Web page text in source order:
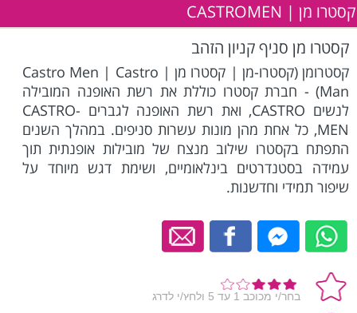
קסטרו מן | CASTROMEN
קסטרו מן סניף קניון הזהב
קסטרומן (קסטרו-מן | קסטרו מן | Castro Men | Castro
Man) - חברת קסטרו כוללת את רשת האופנה המובילה
לנשים CASTRO, ואת רשת האופנה לגברים CASTRO-
MEN, כל אחת מהן מונות עשרות סניפים. במהלך השנים
התפתח בקסטרו שילוב מנצח של מובילות אופנתית תוך
עמידה בסטנדרטים בינלאומיים, ושימת דגש מיוחד על
שיפור תמידי וחדשנות.